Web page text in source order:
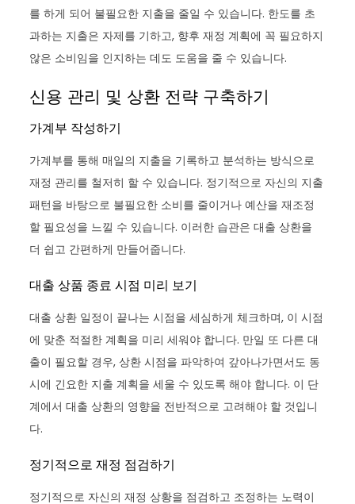
를 하게 되어 불필요한 지출을 줄일 수 있습니다. 한도를 초
과하는 지출은 자제를 기하고, 향후 재정 계획에 꼭 필요하지
않은 소비임을 인지하는 데도 도움을 줄 수 있습니다.
신용 관리 및 상환 전략 구축하기
가계부 작성하기
가계부를 통해 매일의 지출을 기록하고 분석하는 방식으로
재정 관리를 철저히 할 수 있습니다. 정기적으로 자신의 지출
패턴을 바탕으로 불필요한 소비를 줄이거나 예산을 재조정
할 필요성을 느낄 수 있습니다. 이러한 습관은 대출 상환을
더 쉽고 간편하게 만들어줍니다.
대출 상품 종료 시점 미리 보기
대출 상환 일정이 끝나는 시점을 세심하게 체크하며, 이 시점
에 맞춘 적절한 계획을 미리 세워야 합니다. 만일 또 다른 대
출이 필요할 경우, 상환 시점을 파악하여 갚아나가면서도 동
시에 긴요한 지출 계획을 세울 수 있도록 해야 합니다. 이 단
계에서 대출 상환의 영향을 전반적으로 고려해야 할 것입니
다.
정기적으로 재정 점검하기
정기적으로 자신의 재정 상황을 점검하고 조정하는 노력이